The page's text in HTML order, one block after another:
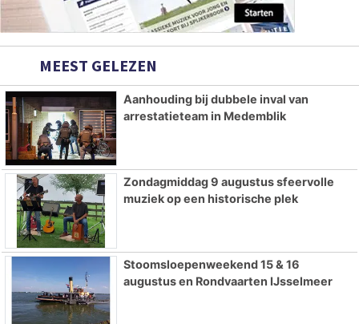
MEEST GELEZEN
Aanhouding bij dubbele inval van
arrestatieteam in Medemblik
Zondagmiddag 9 augustus sfeervolle
muziek op een historische plek
Stoomsloepenweekend 15 & 16
augustus en Rondvaarten IJsselmeer